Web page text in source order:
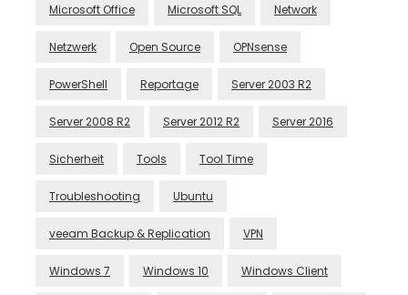
Microsoft Office Microsoft SQL Network
Netzwerk Open Source OPNsense
PowerShell Reportage Server 2003 R2
Server 2008 R2 Server 2012 R2 Server 2016
Sicherheit Tools Tool Time
Troubleshooting Ubuntu
veeam Backup & Replication VPN
Windows 7 Windows 10 Windows Client